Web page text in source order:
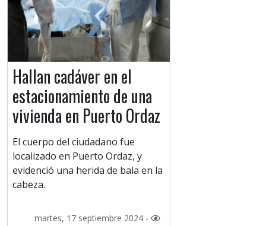
Hallan cadáver en el
estacionamiento de una
vivienda en Puerto Ordaz
El cuerpo del ciudadano fue
localizado en Puerto Ordaz, y
evidenció una herida de bala en la
cabeza.
martes, 17 septiembre 2024 -